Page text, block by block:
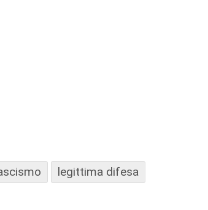
legittima difesa